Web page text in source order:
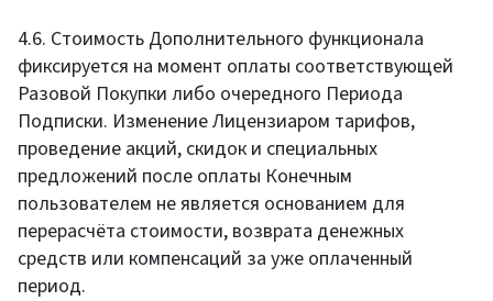
4.6. Стоимость Дополнительного функционала
фиксируется на момент оплаты соответствующей
Разовой Покупки либо очередного Периода
Подписки. Изменение Лицензиаром тарифов,
проведение акций, скидок и специальных
предложений после оплаты Конечным
пользователем не является основанием для
перерасчёта стоимости, возврата денежных
средств или компенсаций за уже оплаченный
период.